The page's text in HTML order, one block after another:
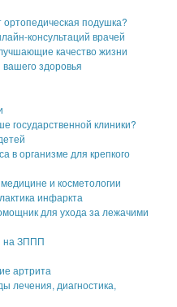
подушка?
консультаций врачей
качество жизни
здоровья
государственной клиники?
в организме для крепкого
и косметологии
инфаркта
для ухода за лежачими
на ЗППП
артрита
лечения, диагностика,